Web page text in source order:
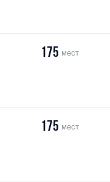
175 мест
175 мест